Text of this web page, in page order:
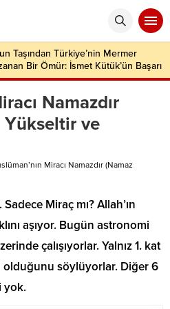
Taşından Türkiye’nin Mermer
Bir Ömür: İsmet Kütük’ün Başarı
Namazdır
Yükseltir ve
Miracı Namazdır (Namaz
Miraç mı? Allah’ın
aşıyor. Bugün astronomi
çalışıyorlar. Yalnız 1. kat
söylüyorlar. Diğer 6
yok.